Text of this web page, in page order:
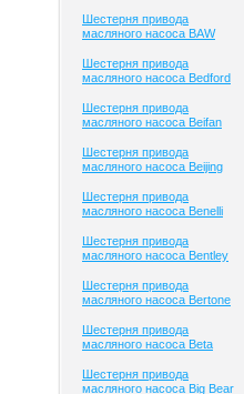
Шестерня привода
масляного насоса BAW
Шестерня привода
масляного насоса Bedford
Шестерня привода
масляного насоса Beifan
Шестерня привода
масляного насоса Beijing
Шестерня привода
масляного насоса Benelli
Шестерня привода
масляного насоса Bentley
Шестерня привода
масляного насоса Bertone
Шестерня привода
масляного насоса Beta
Шестерня привода
масляного насоса Big Bear